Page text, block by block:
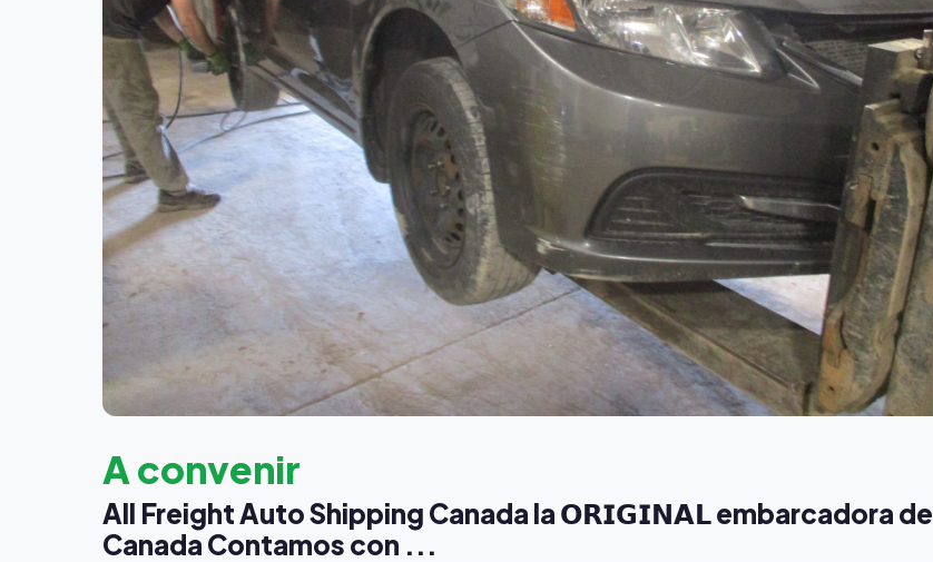
A convenir
All Freight Auto Shipping Canada la 𝗢𝗥𝗜𝗚𝗜𝗡𝗔𝗟 embarcadora de
Canada Contamos con ...